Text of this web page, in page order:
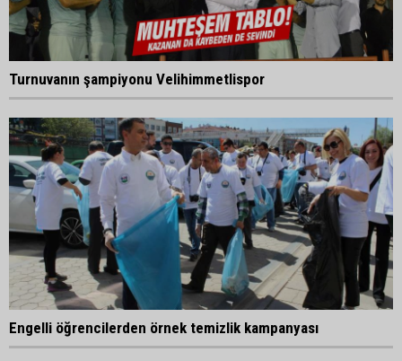
Turnuvanın şampiyonu Velihimmetlispor
Engelli öğrencilerden örnek temizlik kampanyası